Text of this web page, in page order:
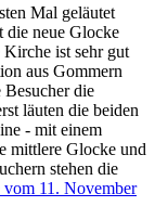
Mal geläutet
die neue Glocke
ist sehr gut
aus Gommern
Besucher die
läuten die beiden
- mit einem
mittlere Glocke und
stehen die
11. November